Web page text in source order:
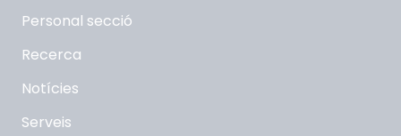
Personal secció
Recerca
Notícies
Serveis